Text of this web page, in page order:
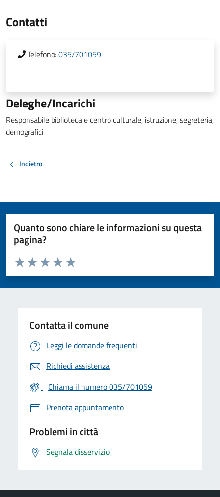
Contatti
Telefono:035/701059
Deleghe/Incarichi
Responsabile biblioteca e centro culturale, istruzione, segreteria,
demografici
Indietro
Quanto sono chiare le informazioni su questa
pagina?
Valuta da 1 a 5 stelle la pagina
Valuta 5 stelle su 5
Valuta 4 stelle su 5
Valuta 3 stelle su 5
Valuta 2 stelle su 5
Valuta 1 stelle su 5
Contatta il comune
Leggi le domande frequenti
Richiedi assistenza
Chiama il numero 035/701059
Prenota appuntamento
Problemi in città
Segnala disservizio